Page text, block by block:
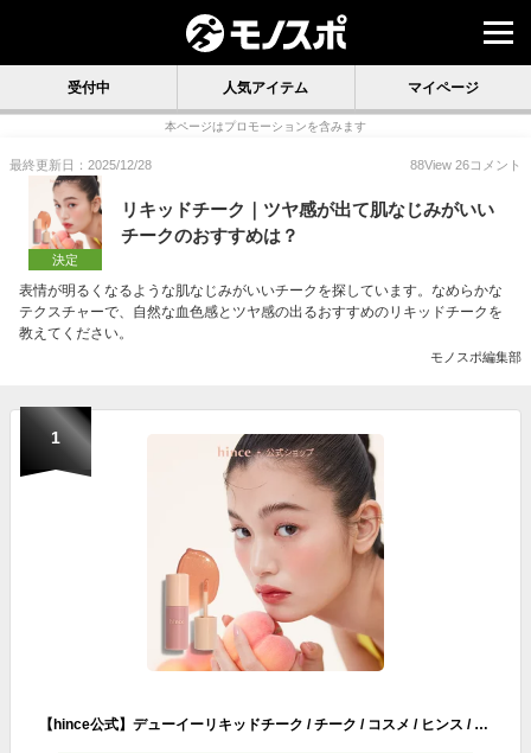
受付中 人気アイテム マイページ
本ページはプロモーションを含みます
最終更新日：2025/12/28 88View 26コメント
決定
リキッドチーク｜ツヤ感が出て肌なじみがいい
チークのおすすめは？
表情が明るくなるような肌なじみがいいチークを探しています。なめらかな
テクスチャーで、自然な血色感とツヤ感の出るおすすめのリキッドチークを
教えてください。
モノスポ編集部
1
【hince公式】デューイーリキッドチーク / チーク / コスメ / ヒンス / ツヤ